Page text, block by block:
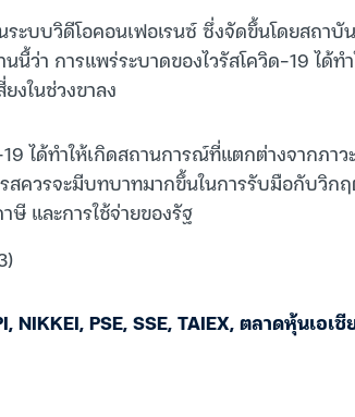
ระบบวิดีโอคอนเฟอเรนซ์ ซึ่งจัดขึ้นโดยสถาบั
นี้ว่า การแพร่ระบาดของไวรัสโควิด-19 ได้
งในช่วงขาลง
19 ได้ทำให้เกิดสถานการณ์ที่แตกต่างจากภา
สควรจะมีบทบาทมากขึ้นในการรับมือกับวิก
ษี และการใช้จ่ายของรัฐ
,NIKKEI,PSE,SSE,TAIEX,ตลาดหุ้นเอเชี